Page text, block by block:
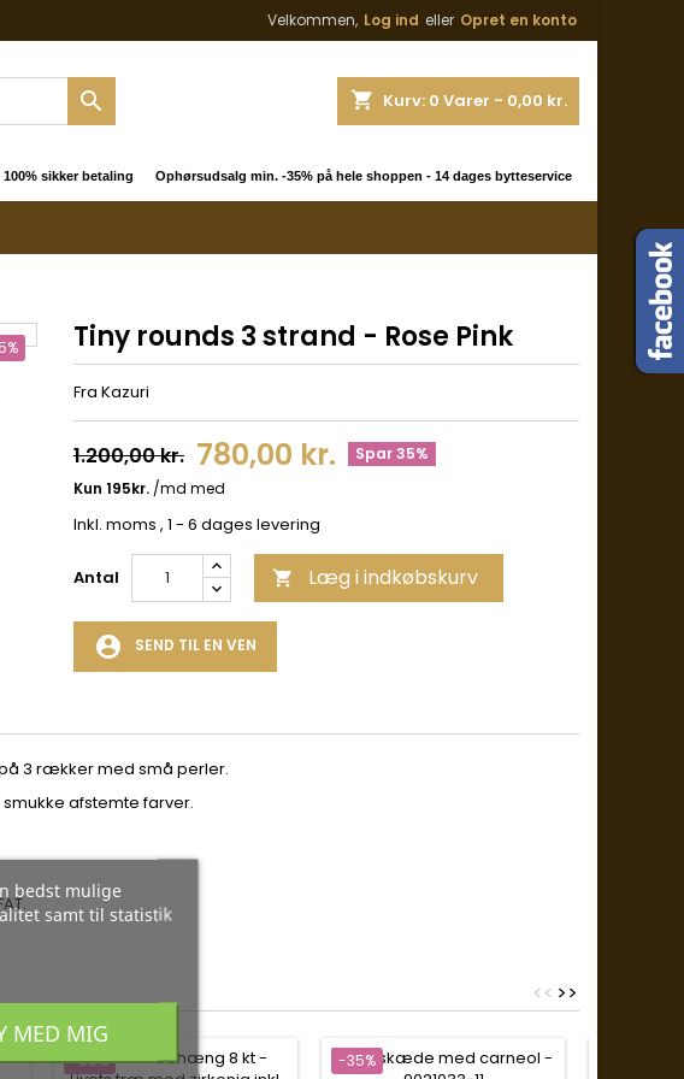
Velkommen, Log ind eller Opret en konto
shopping_cart Kurv: 0 Varer - 0,00 kr.

100% sikker betaling Ophørsudsalg min. -35% på hele shoppen - 14 dages bytteservice
Tiny rounds 3 strand - Rose Pink
Fra Kazuri
1.200,00 kr. 780,00 kr. Spar 35%
Inkl. moms , 1 - 6 dages levering
Antal  Læg i indkøbskurv
account_circle SEND TIL EN VEN
3 rækker med små perler.
afstemte farver.
>>
<<
-35% -35%
bedst mulige
samt til statistik
MED MIG